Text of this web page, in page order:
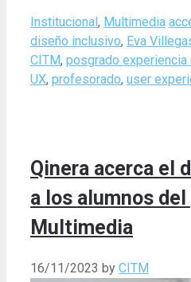
Categories
Institucional , Multimedia
diseño inclusivo, Eva
CITM, posgrado experiencia
UX, profesorado, user
Qinera acerca el
a los alumnos del
Multimedia
16/11/2023 by CITM